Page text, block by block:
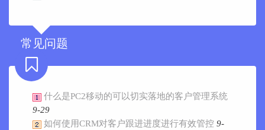
常见问题
什么是PC2移动的可以切实落地的客户管理系统
9-29
如何使用CRM对客户跟进进度进行有效管控 9-